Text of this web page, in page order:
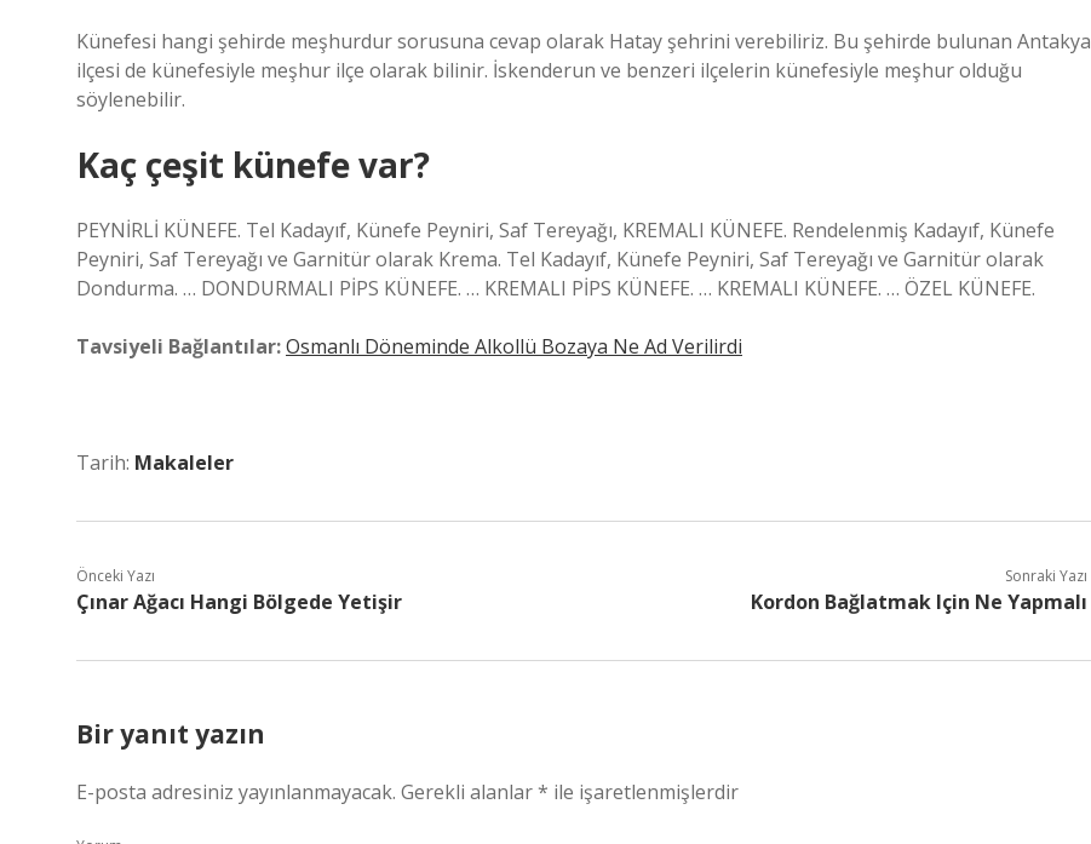
Künefesi hangi şehirde meşhurdur sorusuna cevap olarak Hatay şehrini verebiliriz. Bu şehirde bulunan Antakya
ilçesi de künefesiyle meşhur ilçe olarak bilinir. İskenderun ve benzeri ilçelerin künefesiyle meşhur olduğu
söylenebilir.
Kaç çeşit künefe var?
PEYNİRLİ KÜNEFE. Tel Kadayıf, Künefe Peyniri, Saf Tereyağı, KREMALI KÜNEFE. Rendelenmiş Kadayıf, Künefe
Peyniri, Saf Tereyağı ve Garnitür olarak Krema. Tel Kadayıf, Künefe Peyniri, Saf Tereyağı ve Garnitür olarak
Dondurma. … DONDURMALI PİPS KÜNEFE. … KREMALI PİPS KÜNEFE. … KREMALI KÜNEFE. … ÖZEL KÜNEFE.
Tavsiyeli Bağlantılar:Osmanlı Döneminde Alkollü Bozaya Ne Ad Verilirdi
Tarih: Makaleler
Önceki Yazı
Çınar Ağacı Hangi Bölgede Yetişir
Sonraki Yazı
Kordon Bağlatmak Için Ne Yapmalı
Bir yanıt yazın
E-posta adresiniz yayınlanmayacak. Gerekli alanlar* ile işaretlenmişlerdir